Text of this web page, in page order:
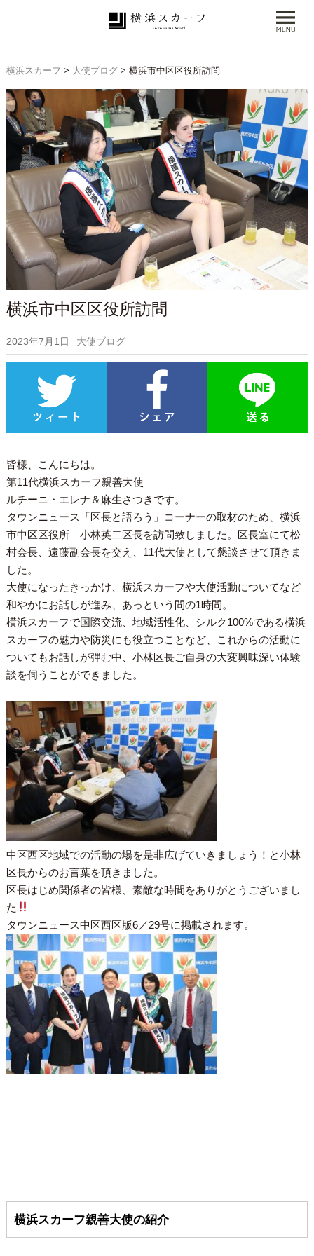
横浜スカーフ > 大使ブログ> 横浜市中区区役所訪問
横浜市中区区役所訪問
2023年7月1日 大使ブログ
皆様、こんにちは。
第11代横浜スカーフ親善大使
ルチーニ・エレナ＆麻生さつきです。
タウンニュース「区長と語ろう」コーナーの取材のため、横浜
市中区区役所 小林英二区長を訪問致しました。区長室にて松
村会長、遠藤副会長を交え、11代大使として懇談させて頂きま
した。
大使になったきっかけ、横浜スカーフや大使活動についてなど
和やかにお話しが進み、あっという間の1時間。
横浜スカーフで国際交流、地域活性化、シルク100%である横浜
スカーフの魅力や防災にも役立つことなど、これからの活動に
ついてもお話しが弾む中、小林区長ご自身の大変興味深い体験
談を伺うことができました。
中区西区地域での活動の場を是非広げていきましょう！と小林
区長からのお言葉を頂きました。
区長はじめ関係者の皆様、素敵な時間をありがとうございまし
た
タウンニュース中区西区版6／29号に掲載されます。
横浜スカーフ親善大使の紹介